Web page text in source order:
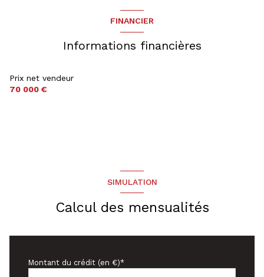
FINANCIER
Informations financières
Prix net vendeur
70 000 €
SIMULATION
Calcul des mensualités
Montant du crédit (en €)*